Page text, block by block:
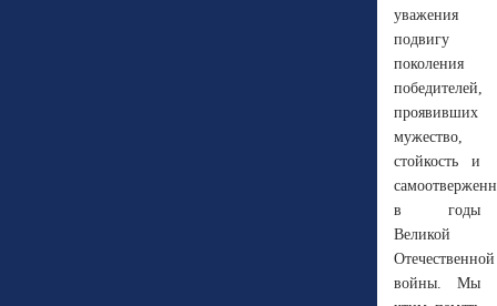
уважения
подвигу
поколения
победителей,
проявивших
мужество,
стойкость и
в годы
Великой
Отечественной
войны. Мы